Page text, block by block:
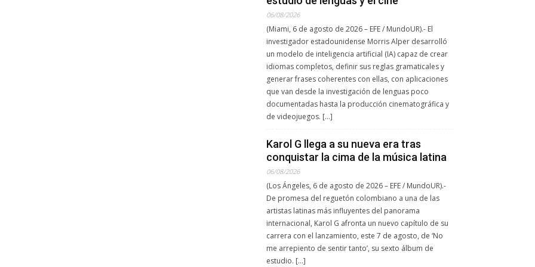
06/08/2026
(Miami, 6 de agosto de 2026 – EFE / MundoUR).- El
investigador estadounidense Morris Alper desarrolló
un modelo de inteligencia artificial (IA) capaz de crear
idiomas completos, definir sus reglas gramaticales y
generar frases coherentes con ellas, con aplicaciones
que van desde la investigación de lenguas poco
documentadas hasta la producción cinematográfica y
de videojuegos. […]
Karol G llega a su nueva era tras
conquistar la cima de la música latina
06/08/2026
(Los Ángeles, 6 de agosto de 2026 – EFE / MundoUR).-
De promesa del reguetón colombiano a una de las
artistas latinas más influyentes del panorama
internacional, Karol G afronta un nuevo capítulo de su
carrera con el lanzamiento, este 7 de agosto, de ‘No
me arrepiento de sentir tanto’, su sexto álbum de
estudio. […]